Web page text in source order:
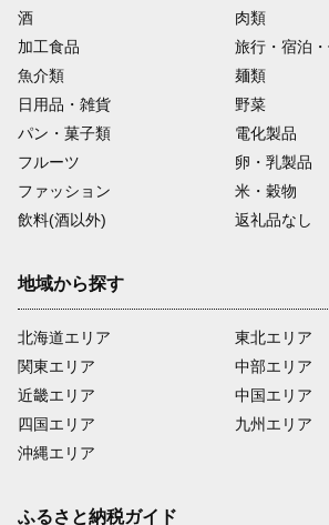
酒
肉類
加工食品
旅行・宿泊
魚介類
麺類
日用品・雑貨
野菜
パン・菓子類
電化製品
フルーツ
卵・乳製品
ファッション
米・穀物
飲料(酒以外)
返礼品なし
地域から探す
北海道エリア
関東エリア
近畿エリア
四国エリア
沖縄エリア
東北エリア
中部エリア
中国エリア
九州エリア
ふるさと納税ガイド